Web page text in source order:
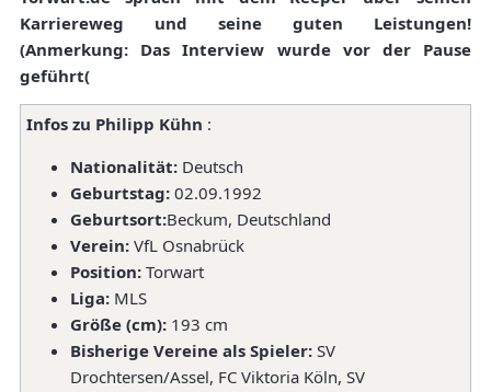
Karriereweg und seine guten Leistungen!
(Anmerkung: Das Interview wurde vor der Pause
geführt(
Infos zu Philipp Kühn :
Nationalität: Deutsch
Geburtstag: 02.09.1992
Geburtsort:Beckum, Deutschland
Verein: VfL Osnabrück
Position: Torwart
Liga: MLS
Größe (cm): 193 cm
Bisherige Vereine als Spieler: SV
Drochtersen/Assel, FC Viktoria Köln, SV